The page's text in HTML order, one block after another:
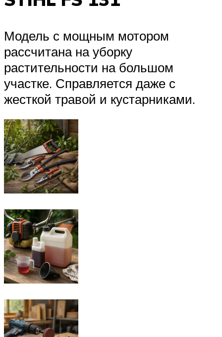
Модель с мощным мотором
рассчитана на уборку
растительности на большом
участке. Справляется даже с
жесткой травой и кустарниками.